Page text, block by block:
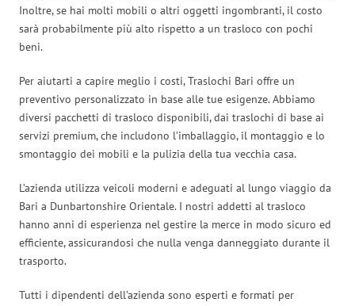
Inoltre, se hai molti mobili o altri oggetti ingombranti, il costo
sarà probabilmente più alto rispetto a un trasloco con pochi
beni.
Per aiutarti a capire meglio i costi, Traslochi Bari offre un
preventivo personalizzato in base alle tue esigenze. Abbiamo
diversi pacchetti di trasloco disponibili, dai traslochi di base ai
servizi premium, che includono l’imballaggio, il montaggio e lo
smontaggio dei mobili e la pulizia della tua vecchia casa.
L’azienda utilizza veicoli moderni e adeguati al lungo viaggio da
Bari a Dunbartonshire Orientale. I nostri addetti al trasloco
hanno anni di esperienza nel gestire la merce in modo sicuro ed
efficiente, assicurandosi che nulla venga danneggiato durante il
trasporto.
Tutti i dipendenti dell’azienda sono esperti e formati per